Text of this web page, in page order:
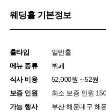
웨딩홀 기본정보
홀타입
일반홀
메뉴 종류
뷔페
식사 비용
52,000원 ~ 52원
보증 인원
최소 보증 인원
가능 행사
부산 해운대구 해